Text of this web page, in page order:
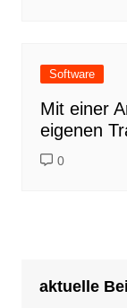
Software
Mit einer
eigenen
0
aktuelle